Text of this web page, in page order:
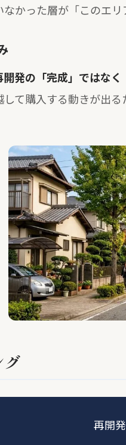
かった層が「このエ
開発の「完成」ではな
て購入する動きが出
グ
再開